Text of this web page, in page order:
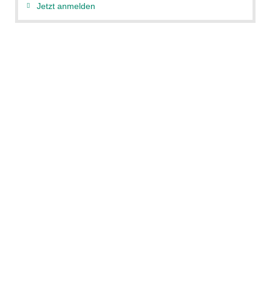
Jetzt anmelden